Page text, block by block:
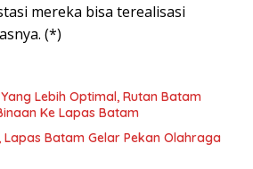
mereka bisa terealisasi
(*)
Lebih Optimal, Rutan Batam
Ke Lapas Batam
Lapas Batam Gelar Pekan Olahraga